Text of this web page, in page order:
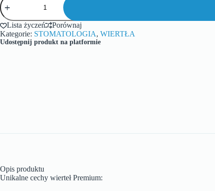
Lista życzeń
Porównaj
Kategorie: STOMATOLOGIA, WIERTŁA
Udostępnij produkt na platformie
Opis produktu
Unikalne cechy wierteł Premium: